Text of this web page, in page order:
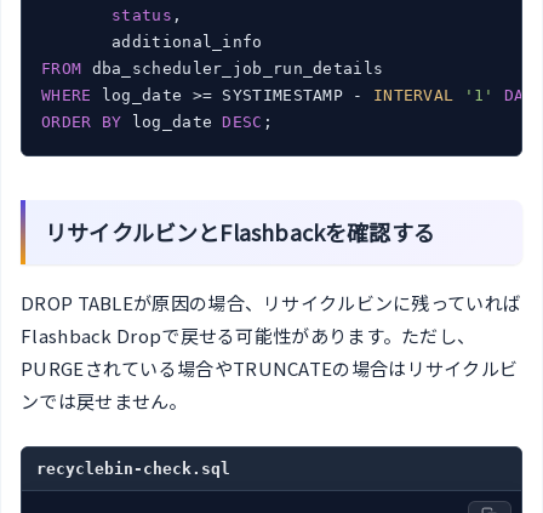
status ,
FROM
WHERE log_date >= SYSTIMESTAMP - INTERVAL '1'
DAY
ORDER
BY log_date DESC ;
リサイクルビンとFlashbackを確認する
DROP TABLEが原因の場合、リサイクルビンに残っていれば
Flashback Dropで戻せる可能性があります。ただし、
PURGEされている場合やTRUNCATEの場合はリサイクルビ
ンでは戻せません。
recyclebin-check.sql